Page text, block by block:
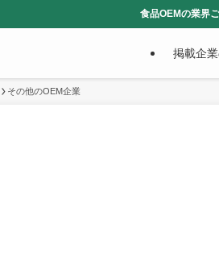
食品OEMの業界
掲載企
その他のOEM企業